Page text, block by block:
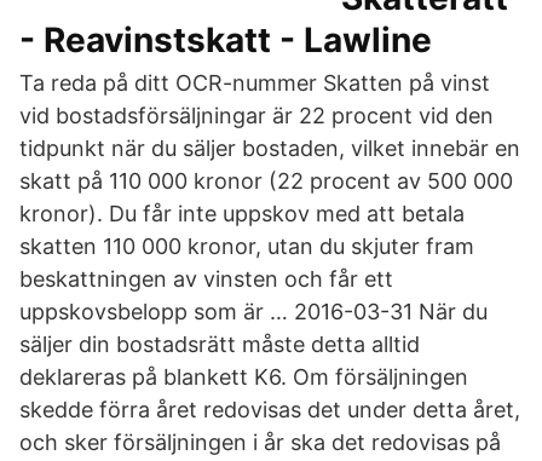
- Reavinstskatt - Lawline
Ta reda på ditt OCR-nummer Skatten på vinst
vid bostadsförsäljningar är 22 procent vid den
tidpunkt när du säljer bostaden, vilket innebär en
skatt på 110 000 kronor (22 procent av 500 000
kronor). Du får inte uppskov med att betala
skatten 110 000 kronor, utan du skjuter fram
beskattningen av vinsten och får ett
uppskovsbelopp som är … 2016-03-31 När du
säljer din bostadsrätt måste detta alltid
deklareras på blankett K6. Om försäljningen
skedde förra året redovisas det under detta året,
och sker försäljningen i år ska det redovisas på